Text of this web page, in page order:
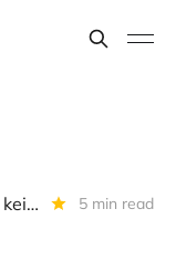
Diena kriptoje: "Sony" kripto keitykla, palaimintas steiblkoinas, prancūziškas priminimas, nišiniai kripto verslai 5 min read